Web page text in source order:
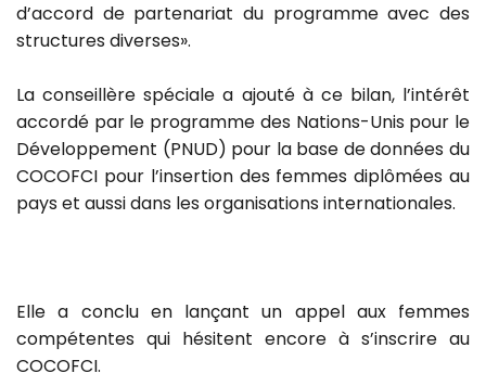
d’accord de partenariat du programme avec des
structures diverses».
La conseillère spéciale a ajouté à ce bilan, l’intérêt
accordé par le programme des Nations-Unis pour le
Développement (PNUD) pour la base de données du
COCOFCI pour l’insertion des femmes diplômées au
pays et aussi dans les organisations internationales.
Elle a conclu en lançant un appel aux femmes
compétentes qui hésitent encore à s’inscrire au
COCOFCI.